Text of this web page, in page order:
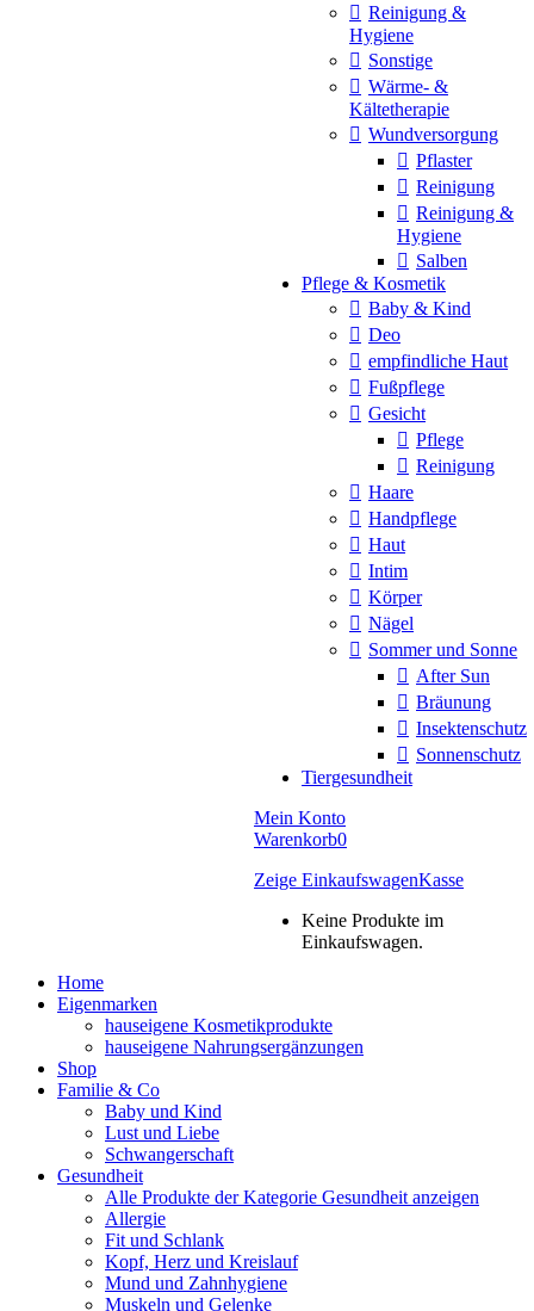
Reinigung &
Hygiene
Sonstige
Wärme- &
Kältetherapie
Wundversorgung
Pflaster
Reinigung
Reinigung &
Hygiene
Salben
Pflege & Kosmetik
Baby & Kind
Deo
empfindliche Haut
Fußpflege
Gesicht
Pflege
Reinigung
Haare
Handpflege
Haut
Intim
Körper
Nägel
Sommer und Sonne
After Sun
Bräunung
Insektenschutz
Sonnenschutz
Tiergesundheit
Mein Konto
Warenkorb0
Zeige EinkaufswagenKasse
Keine Produkte im
Einkaufswagen.
Home
Eigenmarken
hauseigene Kosmetikprodukte
hauseigene Nahrungsergänzungen
Shop
Familie & Co
Baby und Kind
Lust und Liebe
Schwangerschaft
Gesundheit
Alle Produkte der Kategorie Gesundheit anzeigen
Allergie
Fit und Schlank
Kopf, Herz und Kreislauf
Mund und Zahnhygiene
Muskeln und Gelenke